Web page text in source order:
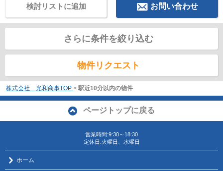
お問い合わせ
検討リストに追加
さらに条件を絞り込む
物件リクエスト
株式会社 光和商事TOP > 駅近10分以内の物件
ページトップに戻る
営業時間:9:30～18:30
定休日:火曜日、水曜日
ホーム